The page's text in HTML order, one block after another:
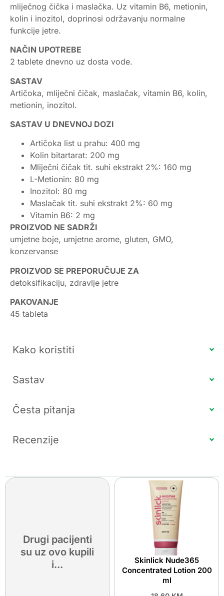
mliječnog čička i maslačka. Uz vitamin B6, metionin,
kolin i inozitol, doprinosi održavanju normalne
funkcije jetre.
NAČIN UPOTREBE
2 tablete dnevno uz dosta vode.
SASTAV
Artičoka, mliječni čičak, maslačak, vitamin B6, kolin,
metionin, inozitol.
SASTAV U DNEVNOJ DOZI
Artičoka list u prahu: 400 mg
Kolin bitartarat: 200 mg
Mliječni čičak tit. suhi ekstrakt 2%: 160 mg
L-Metionin: 80 mg
Inozitol: 80 mg
Maslačak tit. suhi ekstrakt 2%: 60 mg
Vitamin B6: 2 mg
PROIZVOD NE SADRŽI
umjetne boje, umjetne arome, gluten, GMO,
konzervanse
PROIZVOD SE PREPORUČUJE ZA
detoksifikaciju, zdravlje jetre
PAKOVANJE
45 tableta
Kako koristiti
Sastav
Česta pitanja
Recenzije
Drugi pacijenti
su uz ovo kupili
i...
Skinlick Nude365
Concentrated Lotion 200
ml